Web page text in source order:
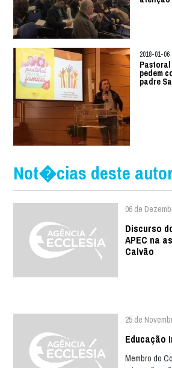
2018-01-06
pedem
padre
Not�cias deste
06 de
Discurso
APEC na
Calvão
25 de
Educação
Membro do